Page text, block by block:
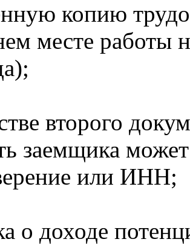
копию
месте работы
второго
заемщика
или ИНН;
о доходе